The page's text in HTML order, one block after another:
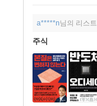
a*****n님의 리스트
주식